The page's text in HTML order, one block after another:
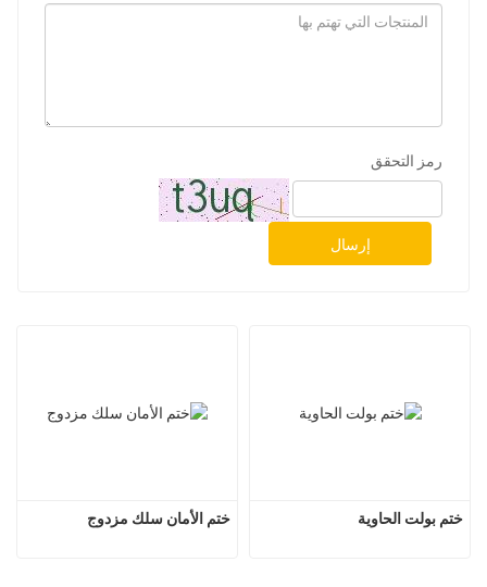
رمز التحقق
إرسال
ختم الأمان سلك مزدوج ختم بولت الحاوية